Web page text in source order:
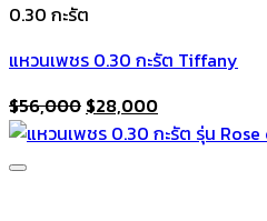
0.30 กะรัต
แหวนเพชร 0.30 กะรัต Tiffany
$56,000 Original
price
$28,000Current
price